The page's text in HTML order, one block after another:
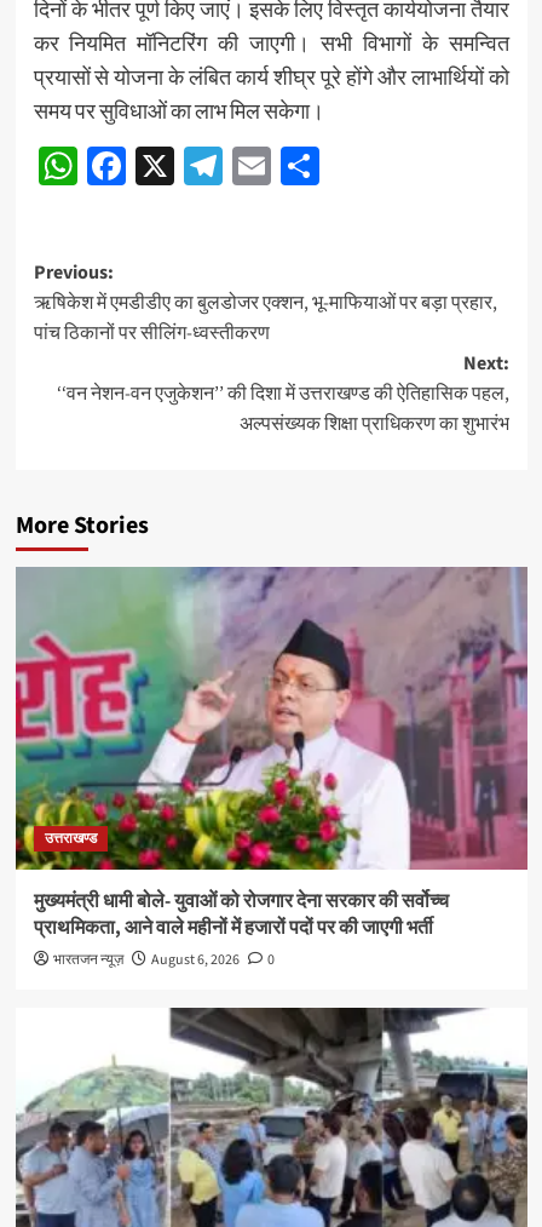
दिनों के भीतर पूर्ण किए जाएं। इसके लिए विस्तृत कार्ययोजना तैयार
कर नियमित मॉनिटरिंग की जाएगी। सभी विभागों के समन्वित
प्रयासों से योजना के लंबित कार्य शीघ्र पूरे होंगे और लाभार्थियों को
समय पर सुविधाओं का लाभ मिल सकेगा।
WhatsApp
Facebook
X Telegram
EmailShare
Post
navigation
Previous:
ऋषिकेश में एमडीडीए का बुलडोजर एक्शन, भू-माफियाओं पर बड़ा प्रहार,
पांच ठिकानों पर सीलिंग-ध्वस्तीकरण
Next:
‘‘वन नेशन-वन एजुकेशन’’ की दिशा में उत्तराखण्ड की ऐतिहासिक पहल,
अल्पसंख्यक शिक्षा प्राधिकरण का शुभारंभ
More Stories
उत्तराखण्ड
मुख्यमंत्री धामी बोले- युवाओं को रोजगार देना सरकार की सर्वोच्च
प्राथमिकता, आने वाले महीनों में हजारों पदों पर की जाएगी भर्ती
भारतजन न्यूज़ August 6, 2026 0